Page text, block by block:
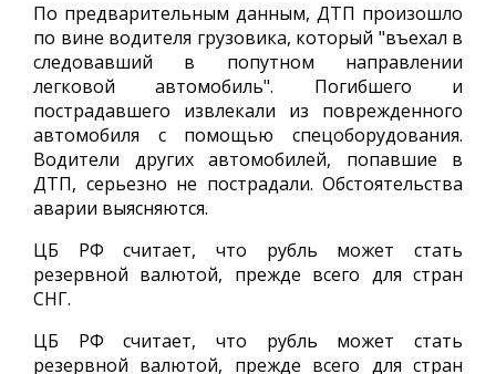
По предварительным данным, ДТП произошло
по вине водителя грузовика, который "въехал в
следовавший в попутном направлении
легковой автомобиль". Погибшего и
пострадавшего извлекали из поврежденного
автомобиля с помощью спецоборудования.
Водители других автомобилей, попавшие в
ДТП, серьезно не пострадали. Обстоятельства
аварии выясняются.
ЦБ РФ считает, что рубль может стать
резервной валютой, прежде всего для стран
СНГ.
ЦБ РФ считает, что рубль может стать
резервной валютой, прежде всего для стран